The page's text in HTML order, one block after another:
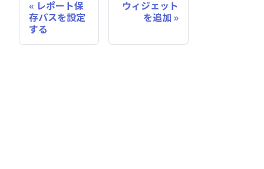
レポート保
存パスを設定
する
ウィジェット
を追加